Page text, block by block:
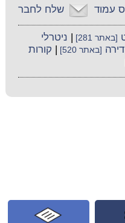
שלח לחבר עמוד
[באתר 281] ניטרלי
|דירה [באתר 520] קורות